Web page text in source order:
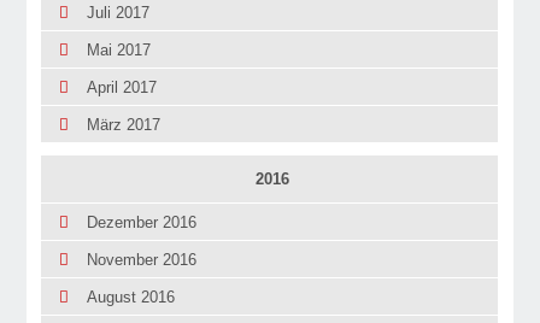
Juli 2017
Mai 2017
April 2017
März 2017
2016
Dezember 2016
November 2016
August 2016